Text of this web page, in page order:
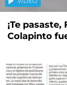
¡Te
Colapinto